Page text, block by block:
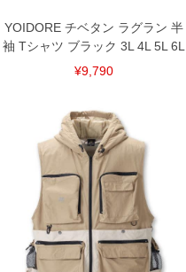
YOIDORE チベタン ラグラン 半
袖 Tシャツ ブラック 3L 4L 5L 6L
¥9,790